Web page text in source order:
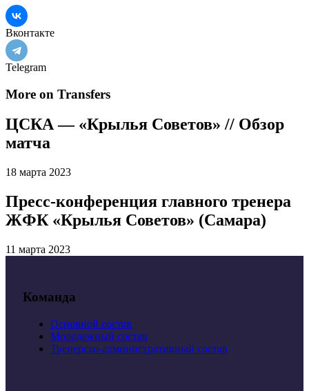
Вконтакте
Telegram
More on Transfers
ЦСКА — «Крылья Советов» // Обзор
матча
18 марта 2023
Пресс-конференция главного тренера
ЖФК «Крылья Советов» (Самара)
11 марта 2023
Команда
Основной состав
Молодежный состав
Тренерско-административный состав